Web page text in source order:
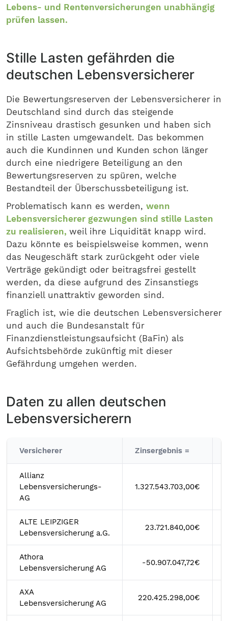
Lebens- und Rentenversicherungen unabhängig
prüfen lassen.
Stille Lasten gefährden die
deutschen Lebensversicherer
Die Bewertungsreserven der Lebensversicherer in
Deutschland sind durch das steigende
Zinsniveau drastisch gesunken und haben sich
in stille Lasten umgewandelt. Das bekommen
auch die Kundinnen und Kunden schon länger
durch eine niedrigere Beteiligung an den
Bewertungsreserven zu spüren, welche
Bestandteil der Überschussbeteiligung ist.
Problematisch kann es werden, wenn
Lebensversicherer gezwungen sind stille Lasten
zu realisieren, weil ihre Liquidität knapp wird.
Dazu könnte es beispielsweise kommen, wenn
das Neugeschäft stark zurückgeht oder viele
Verträge gekündigt oder beitragsfrei gestellt
werden, da diese aufgrund des Zinsanstiegs
finanziell unattraktiv geworden sind.
Fraglich ist, wie die deutschen Lebensversicherer
und auch die Bundesanstalt für
Finanzdienstleistungsaufsicht (BaFin) als
Aufsichtsbehörde zukünftig mit dieser
Gefährdung umgehen werden.
Daten zu allen deutschen
Lebensversicherern
Versicherer Zinsergebnis =
Allianz
Lebensversicherungs-
AG
1.327.543.703,00€
ALTE LEIPZIGER
Lebensversicherung a.G.
23.721.840,00€
Athora
Lebensversicherung AG
-50.907.047,72€
AXA
Lebensversicherung AG
220.425.298,00€